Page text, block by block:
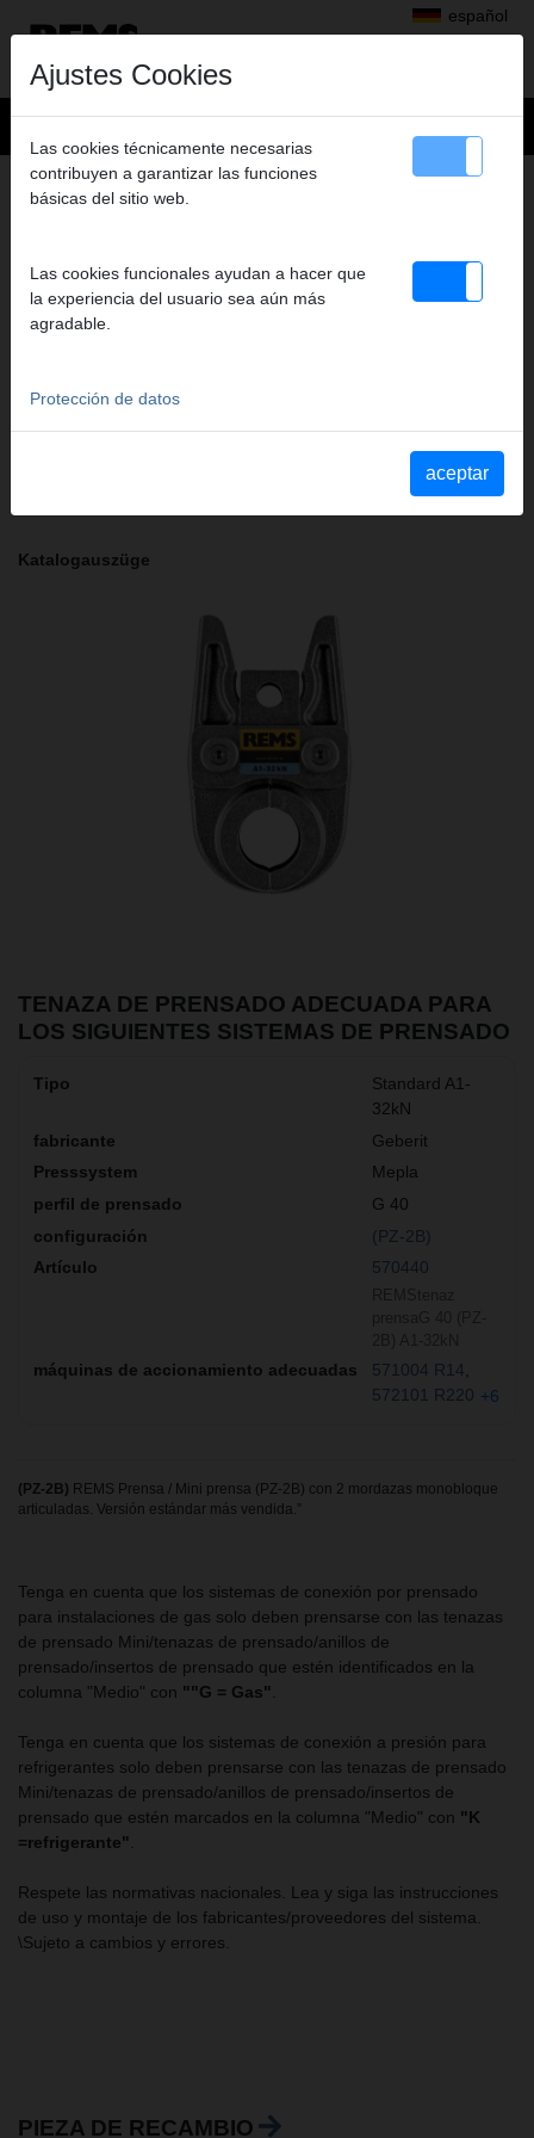
español
Productos>Prensar radial>
REMS Tenazas de prensar/REMS anillos de prensar
REMSTENAZ PRENSAG 40
(PZ-2B) A1-32KN
Art. nº. 570440
Indicaciones de seguridad PZ/PR/ZZ/PZ E01/cortacables
Katalogauszüge
TENAZA DE PRENSADO ADECUADA PARA
LOS SIGUIENTES SISTEMAS DE PRENSADO
Standard A1-
32kN
Geberit
Mepla
G 40
(PZ-2B)
570440
571004 R14
572101 R220 +6
(PZ-2B) REMS Prensa / Mini prensa (PZ-2B) con 2 mordazas monobloque
articuladas. Versión estándar más vendida.”
Tenga en cuenta que los sistemas de conexión por prensado
para instalaciones de gas solo deben prensarse con las tenazas
de prensado Mini/tenazas de prensado/anillos de
prensado/insertos de prensado que estén identificados en la
columna "Medio" con ""G = Gas"
Tenga en cuenta que los sistemas de conexión a presión para
refrigerantes solo deben prensarse con las tenazas de prensado
Mini/tenazas de prensado/anillos de prensado/insertos de
prensado que estén marcados en la columna "Medio" con "K
=refrigerante"
Respete las normativas nacionales. Lea y siga las instrucciones
de uso y montaje de los fabricantes/proveedores del sistema.
\Sujeto a cambios y errores.
PIEZA DE RECAMBIO
Ajustes Cookies
Las cookies técnicamente necesarias
contribuyen a garantizar las funciones
básicas del sitio web.
Las cookies funcionales ayudan a hacer que
la experiencia del usuario sea aún más
agradable.
Protección de datos
aceptar